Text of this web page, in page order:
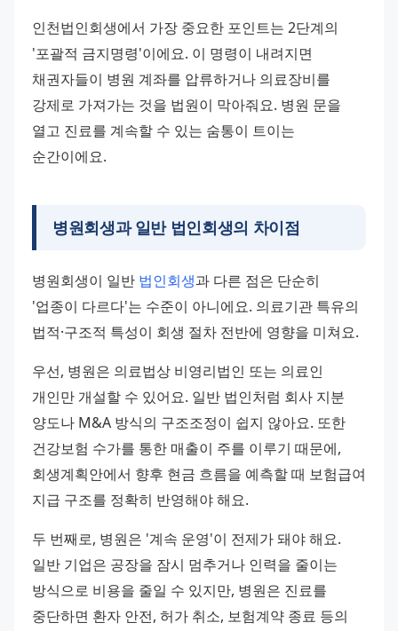
인천법인회생에서 가장 중요한 포인트는 2단계의
'포괄적 금지명령'이에요. 이 명령이 내려지면
채권자들이 병원 계좌를 압류하거나 의료장비를
강제로 가져가는 것을 법원이 막아줘요. 병원 문을
열고 진료를 계속할 수 있는 숨통이 트이는
순간이에요.
병원회생과 일반 법인회생의 차이점
병원회생이 일반 법인회생과 다른 점은 단순히
'업종이 다르다'는 수준이 아니에요. 의료기관 특유의
법적·구조적 특성이 회생 절차 전반에 영향을 미쳐요.
우선, 병원은 의료법상 비영리법인 또는 의료인
개인만 개설할 수 있어요. 일반 법인처럼 회사 지분
양도나 M&A 방식의 구조조정이 쉽지 않아요. 또한
건강보험 수가를 통한 매출이 주를 이루기 때문에,
회생계획안에서 향후 현금 흐름을 예측할 때 보험급여
지급 구조를 정확히 반영해야 해요.
두 번째로, 병원은 '계속 운영'이 전제가 돼야 해요.
일반 기업은 공장을 잠시 멈추거나 인력을 줄이는
방식으로 비용을 줄일 수 있지만, 병원은 진료를
중단하면 환자 안전, 허가 취소, 보험계약 종료 등의